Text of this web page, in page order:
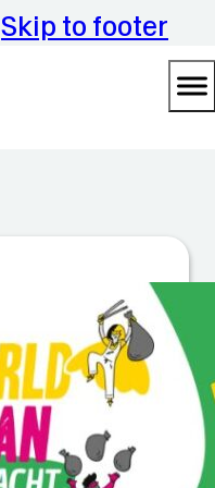
Skip to footer
ül
ld